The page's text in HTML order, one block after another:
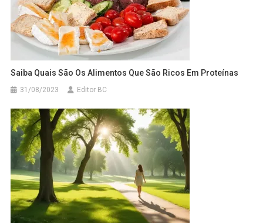
Saiba Quais São Os Alimentos Que São Ricos Em Proteínas
31/08/2023 Editor BC